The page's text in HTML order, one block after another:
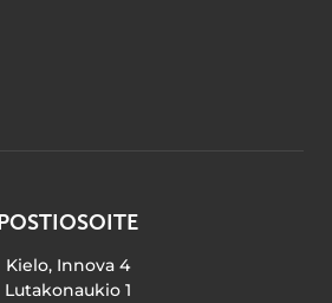
POSTIOSOITE
Kielo, Innova 4
Lutakonaukio 1